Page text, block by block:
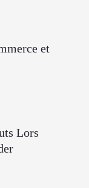
et
Lors